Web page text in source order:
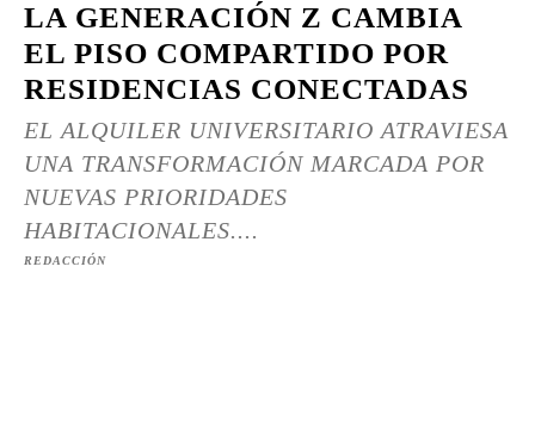
LA GENERACIÓN Z CAMBIA
EL PISO COMPARTIDO POR
RESIDENCIAS CONECTADAS
EL ALQUILER UNIVERSITARIO ATRAVIESA
UNA TRANSFORMACIÓN MARCADA POR
NUEVAS PRIORIDADES
HABITACIONALES....
REDACCIÓN